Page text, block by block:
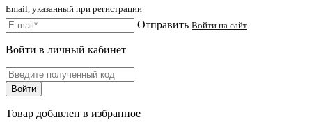
Email, указанный при регистрации
Отправить Войти на сайт
Войти в личный кабинет
Товар добавлен в избранное